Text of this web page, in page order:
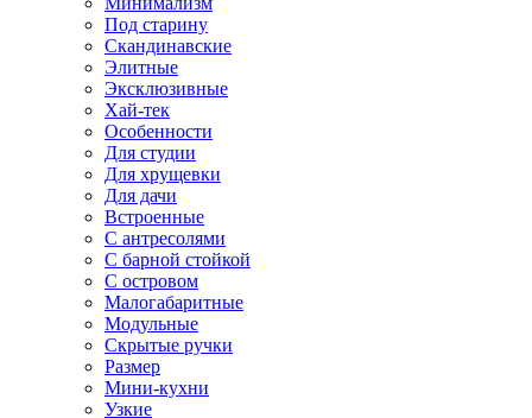
Под старину
Скандинавские
Элитные
Эксклюзивные
Хай-тек
Особенности
Для студии
Для хрущевки
Для дачи
Встроенные
С антресолями
С барной стойкой
С островом
Малогабаритные
Модульные
Скрытые ручки
Размер
Мини-кухни
Узкие